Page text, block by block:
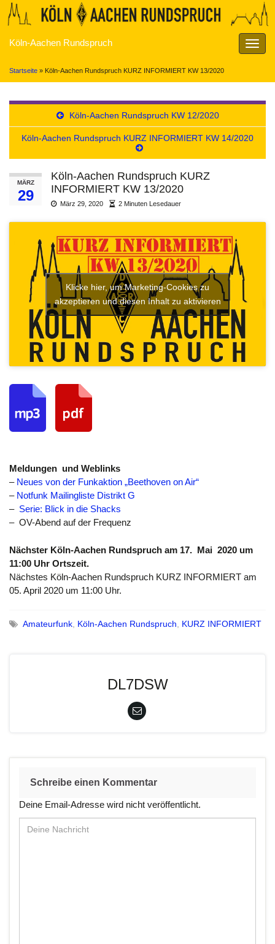
Köln-Aachen Rundspruch
Startseite » Köln-Aachen Rundspruch KURZ INFORMIERT KW 13/2020
Köln-Aachen Rundspruch KW 12/2020
Köln-Aachen Rundspruch KURZ INFORMIERT KW 14/2020
MÄRZ
29
Köln-Aachen Rundspruch KURZ
INFORMIERT KW 13/2020
März 29, 2020 2 Minuten Lesedauer
Klicke hier, um Marketing-Cookies zu
akzeptieren und diesen Inhalt zu aktivieren
Meldungen und Weblinks
– Neues von der Funkaktion „Beethoven on Air“
– Notfunk Mailingliste Distrikt G
– Serie: Blick in die Shacks
– OV-Abend auf der Frequenz
Nächster Köln-Aachen Rundspruch am 17. Mai 2020 um
11:00 Uhr Ortszeit.
Nächstes Köln-Aachen Rundspruch KURZ INFORMIERT am
05. April 2020 um 11:00 Uhr.
Amateurfunk Köln-Aachen Rundspruch KURZ INFORMIERT
DL7DSW
Schreibe einen Kommentar
Deine Email-Adresse wird nicht veröffentlicht.